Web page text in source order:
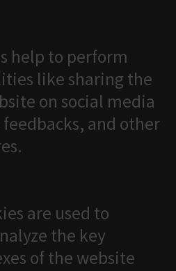
help to perform
like sharing the
on social media
and other
are used to
the key
of the website